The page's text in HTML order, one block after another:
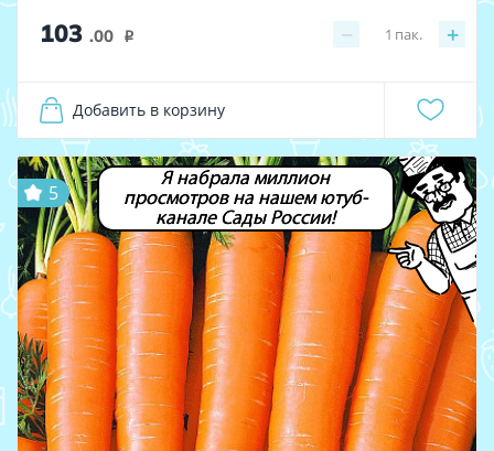
103 .00 i − +
1 пак.
Добавить в корзину
Я набрала миллион
просмотров на нашем ютуб-
канале Сады России!
5